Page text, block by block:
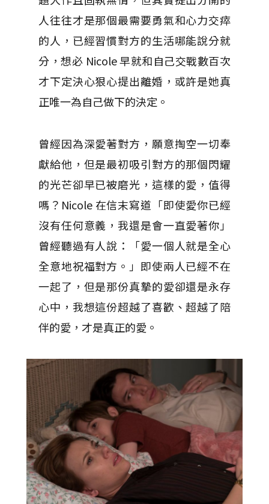
人往往才是那個最需要勇氣和心力交瘁
的人，已經習慣對方的生活哪能說分就
分，想必 Nicole 早就和自己交戰數百次
才下定決心狠心提出離婚，或許是她真
正唯一為自己做下的決定。
曾經因為深愛著對方，願意掏空一切奉
獻給他，但是最初吸引對方的那個閃耀
的光芒卻早已被磨光，這樣的愛，值得
嗎？Nicole 在信末寫道「即使愛你已經
沒有任何意義，我還是會一直愛著你」
曾經聽過有人說：「愛一個人就是全心
全意地祝福對方。」即使兩人已經不在
一起了，但是那份真摯的愛卻還是永存
心中，我想這份超越了喜歡、超越了陪
伴的愛，才是真正的愛。